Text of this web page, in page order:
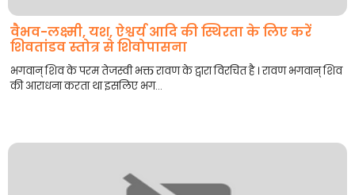
वैभव-लक्ष्मी, यश, ऐश्वर्य आदि की स्थिरता के लिए करें
शिवतांडव स्तोत्र से शिवोपासना
भगवान् शिव के परम तेजस्वी भक्त रावण के द्वारा विरचित है । रावण भगवान् शिव
की आराधना करता था इसलिए भग...